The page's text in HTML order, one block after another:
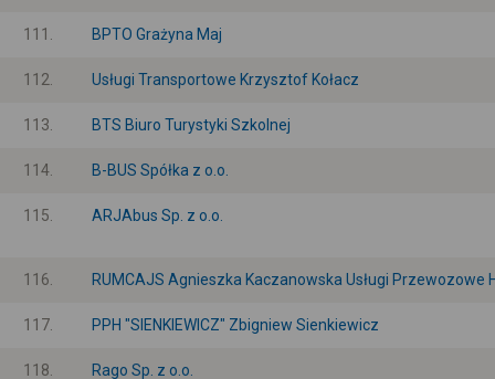
111. BPTO Grażyna Maj
112. Usługi Transportowe Krzysztof Kołacz
113. BTS Biuro Turystyki Szkolnej
114. B-BUS Spółka z o.o.
115. ARJAbus Sp. z o.o.
116. RUMCAJS Agnieszka Kaczanowska Usługi Przewozowe
117. PPH "SIENKIEWICZ" Zbigniew Sienkiewicz
118. Rago Sp. z o.o.